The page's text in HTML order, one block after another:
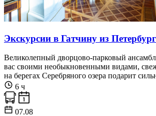
Экскурсии в Гатчину из
Великолепный дворцово-парковый
вас своими необыкновенными видами,
на берегах Серебряного озера подарит
6 ч
07.08